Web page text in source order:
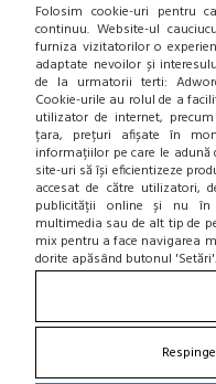
Folosim cookie-uri pentru
continuu. Website-ul
furniza vizitatorilor o
adaptate nevoilor și
de la urmatorii terti:
Cookie-urile au rolul de a
utilizator de internet,
țara, prețuri afișate în
informațiilor pe care le
site-uri să își eficientizeze
accesat de către utilizatori,
publicității online și nu
multimedia sau de alt tip de
mix pentru a face navigarea
dorite apăsând butonul 'Setări'.
Panou de control GDPR
DESPRE NOI
Contact
Home
Locatie punct de lucru
Departamente
NOU! BLOG
Contacteaza-ne
Suna la 0766 182 324,
Craiova, Str. Calea